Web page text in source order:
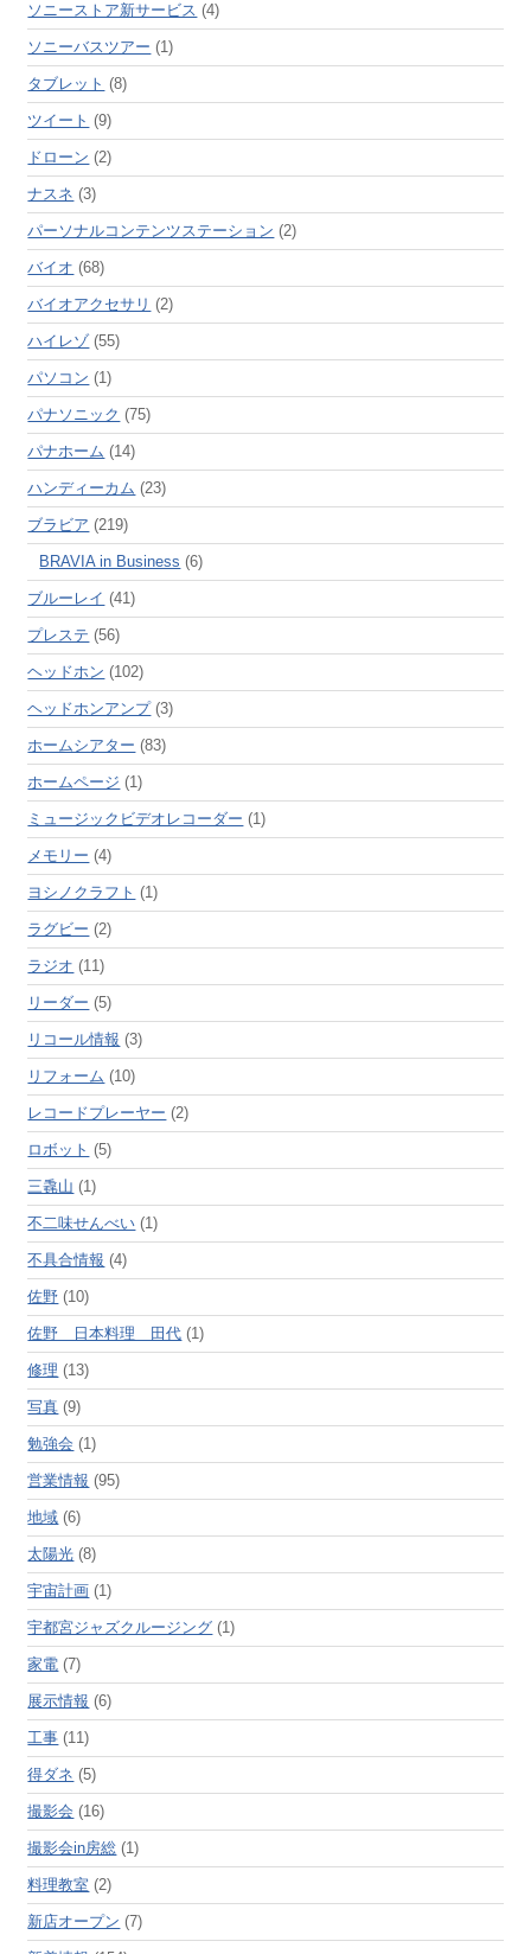
ソニーストア新サービス (4)
ソニーバスツアー (1)
タブレット (8)
ツイート (9)
ドローン (2)
ナスネ (3)
パーソナルコンテンツステーション (2)
バイオ (68)
バイオアクセサリ (2)
ハイレゾ(55)
パソコン (1)
パナソニック (75)
パナホーム (14)
ハンディーカム (23)
ブラビア (219)
BRAVIA in Business (6)
ブルーレイ (41)
プレステ (56)
ヘッドホン (102)
ヘッドホンアンプ(3)
ホームシアター (83)
ホームページ (1)
ミュージックビデオレコーダー (1)
メモリー (4)
ヨシノクラフト (1)
ラグビー (2)
ラジオ (11)
リーダー (5)
リコール情報 (3)
リフォーム (10)
レコードプレーヤー (2)
ロボット (5)
三毳山 (1)
不二味せんべい (1)
不具合情報 (4)
佐野 (10)
佐野 日本料理 田代 (1)
修理 (13)
写真 (9)
勉強会 (1)
営業情報 (95)
地域 (6)
太陽光 (8)
宇宙計画 (1)
宇都宮ジャズクルージング (1)
家電 (7)
展示情報 (6)
工事 (11)
得ダネ (5)
撮影会 (16)
撮影会in房総 (1)
料理教室 (2)
新店オープン (7)